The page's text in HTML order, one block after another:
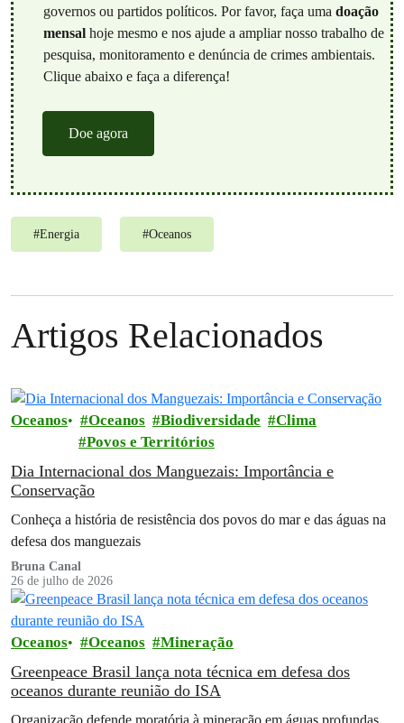
governos ou partidos políticos. Por favor, faça uma doação
mensalhoje mesmo e nos ajude a ampliar nosso trabalho de
pesquisa, monitoramento e denúncia de crimes ambientais.
Clique abaixo e faça a diferença!
Doe agora
#Energia #Oceanos
Artigos Relacionados
Oceanos Oceanos Biodiversidade
Clima
Povos e Territórios
Dia Internacional dos Manguezais: Importância e
Conservação
Conheça a história de resistência dos povos do mar e das águas na
defesa dos manguezais
Bruna Canal
26 de julho de 2026
Oceanos Oceanos Mineração
Greenpeace Brasil lança nota técnica em defesa dos
oceanos durante reunião do ISA
Organização defende moratória à mineração em águas profundas